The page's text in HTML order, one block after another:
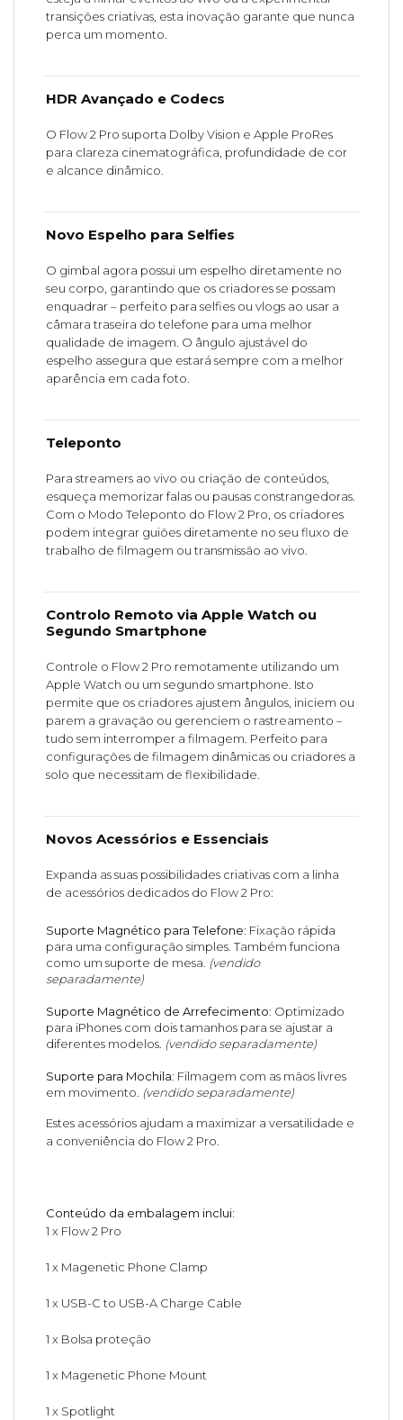
transições criativas, esta inovação garante que nunca
perca um momento.
HDR Avançado e Codecs
O Flow 2 Pro suporta Dolby Vision e Apple ProRes
para clareza cinematográfica, profundidade de cor
e alcance dinâmico.
Novo Espelho para Selfies
O gimbal agora possui um espelho diretamente no
seu corpo, garantindo que os criadores se possam
enquadrar – perfeito para selfies ou vlogs ao usar a
câmara traseira do telefone para uma melhor
qualidade de imagem. O ângulo ajustável do
espelho assegura que estará sempre com a melhor
aparência em cada foto.
Teleponto
Para streamers ao vivo ou criação de conteúdos,
esqueça memorizar falas ou pausas constrangedoras.
Com o Modo Teleponto do Flow 2 Pro, os criadores
podem integrar guiões diretamente no seu fluxo de
trabalho de filmagem ou transmissão ao vivo.
Controlo Remoto via Apple Watch ou
Segundo Smartphone
Controle o Flow 2 Pro remotamente utilizando um
Apple Watch ou um segundo smartphone. Isto
permite que os criadores ajustem ângulos, iniciem ou
parem a gravação ou gerenciem o rastreamento –
tudo sem interromper a filmagem. Perfeito para
configurações de filmagem dinâmicas ou criadores a
solo que necessitam de flexibilidade.
Novos Acessórios e Essenciais
Expanda as suas possibilidades criativas com a linha
de acessórios dedicados do Flow 2 Pro:
Suporte Magnético para Telefone: Fixação rápida
para uma configuração simples. Também funciona
como um suporte de mesa. (vendido
separadamente)
Suporte Magnético de Arrefecimento: Optimizado
para iPhones com dois tamanhos para se ajustar a
diferentes modelos. (vendido separadamente)
Suporte para Mochila: Filmagem com as mãos livres
em movimento. (vendido separadamente)
Estes acessórios ajudam a maximizar a versatilidade e
a conveniência do Flow 2 Pro.
Conteúdo da embalagem inclui:
1 x Flow 2 Pro
1 x Magenetic Phone Clamp
1 x USB-C to USB-A Charge Cable
1 x Bolsa proteção
1 x Magenetic Phone Mount
1 x Spotlight